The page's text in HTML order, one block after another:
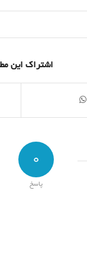
اشتراک این
0
پاسخ